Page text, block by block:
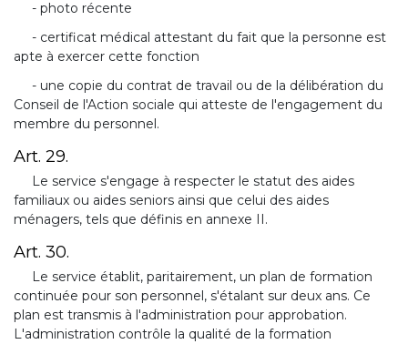
- photo récente
- certificat médical attestant du fait que la personne est
apte à exercer cette fonction
- une copie du contrat de travail ou de la délibération du
Conseil de l'Action sociale qui atteste de l'engagement du
membre du personnel.
Art. 29.
Le service s'engage à respecter le statut des aides
familiaux ou aides seniors ainsi que celui des aides
ménagers, tels que définis en annexe II.
Art. 30.
Le service établit, paritairement, un plan de formation
continuée pour son personnel, s'étalant sur deux ans. Ce
plan est transmis à l'administration pour approbation.
L'administration contrôle la qualité de la formation